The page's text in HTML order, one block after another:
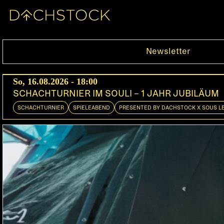
Newsletter
So, 16.08.2026 - 18:00
SCHACHTURNIER IM SOULI – 1 JAHR JUBILÄUM
SCHACHTURNIER SPIELEABEND PRESENTED BY DACHSTOCK X SOUS